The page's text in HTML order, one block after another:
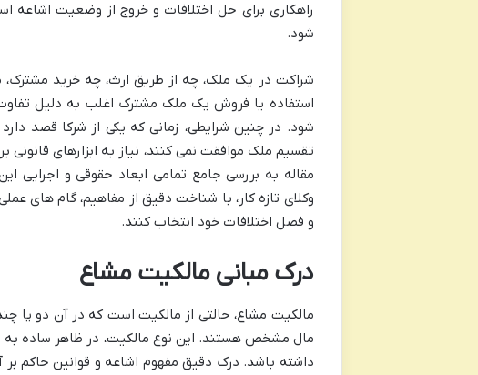
راهکاری برای حل اختلافات و خروج از وضعیت
شود.
شراکت در یک ملک، چه از طریق ارث، چه خرید
استفاده یا فروش یک ملک مشترک اغلب به دلیل
شود. در چنین شرایطی، زمانی که یکی از شرکا قصد
تقسیم ملک موافقت نمی کنند، نیاز به ابزارهای
مقاله به بررسی جامع تمامی ابعاد حقوقی و اجرایی
وکلای تازه کار، با شناخت دقیق از مفاهیم، گام های
و فصل اختلافات خود انتخاب کنند.
درک مبانی مالکیت مشاع
مالکیت مشاع، حالتی از مالکیت است که در آن دو یا
مال مشخص هستند. این نوع مالکیت، در ظاهر ساده به
داشته باشد. درک دقیق مفهوم اشاعه و قوانین حاکم